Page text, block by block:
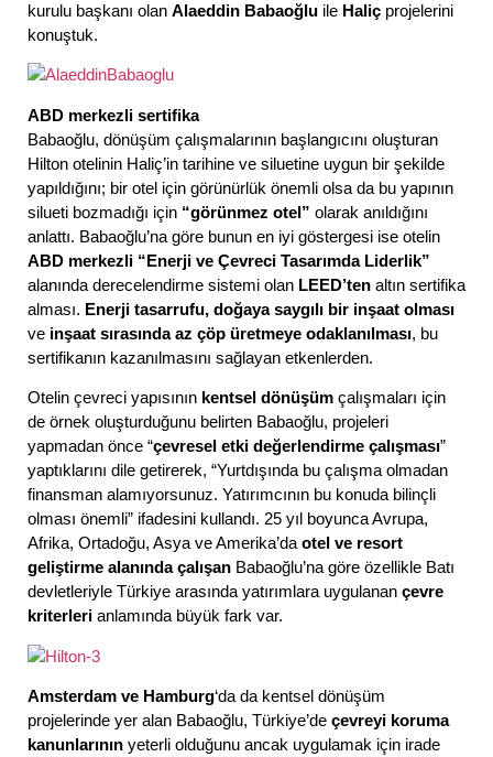
kurulu başkanı olan Alaeddin Babaoğlu ile Haliç projelerini
konuştuk.
ABD merkezli sertifika
Babaoğlu, dönüşüm çalışmalarının başlangıcını oluşturan
Hilton otelinin Haliç’in tarihine ve siluetine uygun bir şekilde
yapıldığını; bir otel için görünürlük önemli olsa da bu yapının
silueti bozmadığı için “görünmez otel” olarak anıldığını
anlattı. Babaoğlu’na göre bunun en iyi göstergesi ise otelin
ABD merkezli “Enerji ve Çevreci Tasarımda Liderlik”
alanında derecelendirme sistemi olan LEED’ten altın sertifika
alması. Enerji tasarrufu, doğaya saygılı bir inşaat olması
ve inşaat sırasında az çöp üretmeye odaklanılması, bu
sertifikanın kazanılmasını sağlayan etkenlerden.
Otelin çevreci yapısının kentsel dönüşüm çalışmaları için
de örnek oluşturduğunu belirten Babaoğlu, projeleri
yapmadan önce “çevresel etki değerlendirme çalışması”
yaptıklarını dile getirerek, “Yurtdışında bu çalışma olmadan
finansman alamıyorsunuz. Yatırımcının bu konuda bilinçli
olması önemli” ifadesini kullandı. 25 yıl boyunca Avrupa,
Afrika, Ortadoğu, Asya ve Amerika’da otel ve resort
geliştirme alanında çalışan Babaoğlu’na göre özellikle Batı
devletleriyle Türkiye arasında yatırımlara uygulanan çevre
kriterleri anlamında büyük fark var.
Amsterdam ve Hamburg‘da da kentsel dönüşüm
projelerinde yer alan Babaoğlu, Türkiye’de çevreyi koruma
kanunlarının yeterli olduğunu ancak uygulamak için irade